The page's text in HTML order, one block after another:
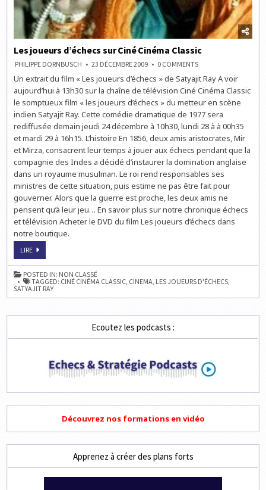
Les joueurs d’échecs sur Ciné Cinéma Classic
PHILIPPE DORNBUSCH 23 DÉCEMBRE 2009 0 COMMENTSON
JOUEURS
D’ÉCHECS
SUR
CINÉ
CINÉMA
CLASSIC
Un extrait du film « Les joueurs d’échecs » de Satyajit Ray A voir
aujourd’hui à 13h30 sur la chaîne de télévision Ciné Cinéma Classic
le somptueux film « les joueurs d’échecs » du metteur en scène
indien Satyajit Ray. Cette comédie dramatique de 1977 sera
rediffusée demain jeudi 24 décembre à 10h30, lundi 28 à à 00h35
et mardi 29 à 16h15. L’histoire En 1856, deux amis aristocrates, Mir
et Mirza, consacrent leur temps à jouer aux échecs pendant que la
compagnie des Indes a décidé d’instaurer la domination anglaise
dans un royaume musulman. Le roi rend responsables ses
ministres de cette situation, puis estime ne pas être fait pour
gouverner. Alors que la guerre est proche, les deux amis ne
pensent qu’à leur jeu… En savoir plus sur notre chronique échecs
et télévision Acheter le DVD du film Les joueurs d’échecs dans
notre boutique.
LIRELES
D’ÉCHECS
SUR
CINÉ
CINÉMA
CLASSIC
POSTED IN: NON CLASSÉ
TAGGED: CINÉ CINÉMA CLASSIC, CINEMA, LES JOUEURS D'ÉCHECS,
SATYAJIT RAY
Ecoutez les podcasts :
Découvrez nos formations en vidéo
Apprenez à créer des plans forts